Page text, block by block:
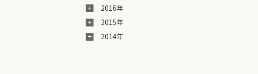
2016年
2015年
2014年